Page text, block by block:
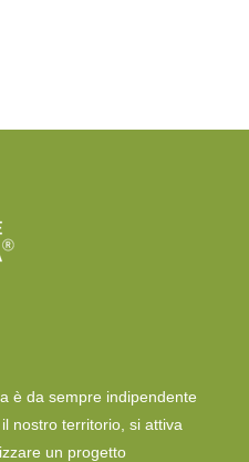
è da sempre indipendente
nostro territorio, si attiva
un progetto